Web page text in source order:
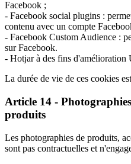
Facebook ;
- Facebook social plugins :
contenu avec un compte
- Facebook Custom Audience :
sur Facebook.
- Hotjar à des fins d'amélioration
La durée de vie de ces cookies
Article 14 -
produits
Les photographies de produits,
sont pas contractuelles et